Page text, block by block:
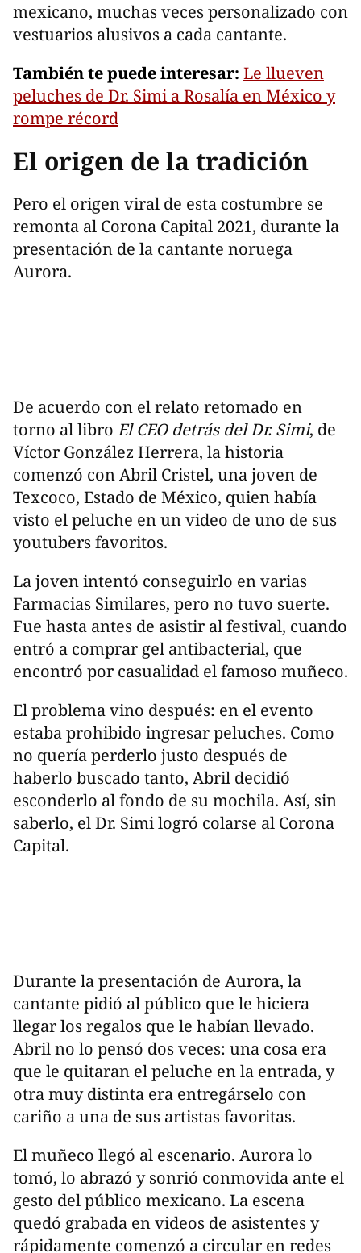
mexicano, muchas veces personalizado con
vestuarios alusivos a cada cantante.
También te puede interesar: Le llueven
peluches de Dr. Simi a Rosalía en México y
rompe récord
El origen de la tradición
Pero el origen viral de esta costumbre se
remonta al Corona Capital 2021, durante la
presentación de la cantante noruega
Aurora.
De acuerdo con el relato retomado en
torno al libro El CEO detrás del Dr. Simi, de
Víctor González Herrera, la historia
comenzó con Abril Cristel, una joven de
Texcoco, Estado de México, quien había
visto el peluche en un video de uno de sus
youtubers favoritos.
La joven intentó conseguirlo en varias
Farmacias Similares, pero no tuvo suerte.
Fue hasta antes de asistir al festival, cuando
entró a comprar gel antibacterial, que
encontró por casualidad el famoso muñeco.
El problema vino después: en el evento
estaba prohibido ingresar peluches. Como
no quería perderlo justo después de
haberlo buscado tanto, Abril decidió
esconderlo al fondo de su mochila. Así, sin
saberlo, el Dr. Simi logró colarse al Corona
Capital.
Durante la presentación de Aurora, la
cantante pidió al público que le hiciera
llegar los regalos que le habían llevado.
Abril no lo pensó dos veces: una cosa era
que le quitaran el peluche en la entrada, y
otra muy distinta era entregárselo con
cariño a una de sus artistas favoritas.
El muñeco llegó al escenario. Aurora lo
tomó, lo abrazó y sonrió conmovida ante el
gesto del público mexicano. La escena
quedó grabada en videos de asistentes y
rápidamente comenzó a circular en redes